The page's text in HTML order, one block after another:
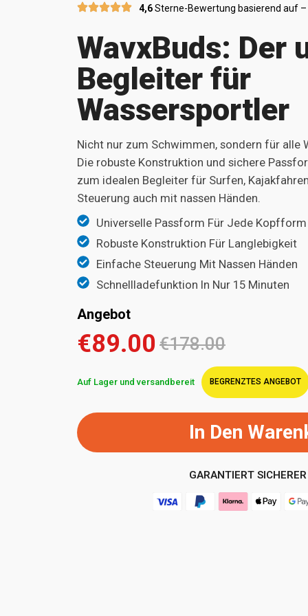
4,6Sterne-Bewertung basierend auf
WavxBuds: Der
Begleiter für
Wassersportler
Nicht nur zum Schwimmen, sondern für alle
Die robuste Konstruktion und sichere
zum idealen Begleiter für Surfen,
Steuerung auch mit nassen Händen.
Universelle Passform Für Jede Kopfform
Robuste Konstruktion Für Langlebigkeit
Einfache Steuerung Mit Nassen Händen
Schnellladefunktion In Nur 15 Minuten
Angebot
€89.00 €178.00
Auf Lager und versandbereit BEGRENZTES ANGEBOT
In Den
GARANTIERT